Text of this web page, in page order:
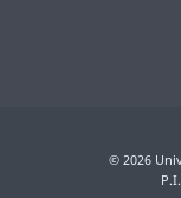
© 2026